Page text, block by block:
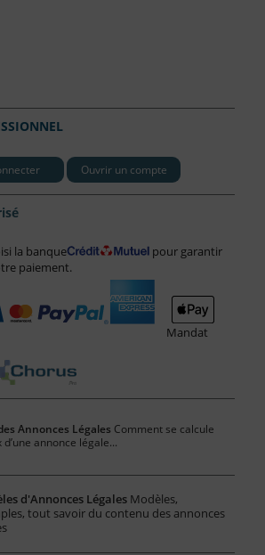
Ouvrir un compte
la banque
pour garantir
paiement.
Mandat
Annonces Légales Comment se calcule
d’une annonce légale...
d'Annonces Légales Modèles,
tout savoir du contenu des annonces